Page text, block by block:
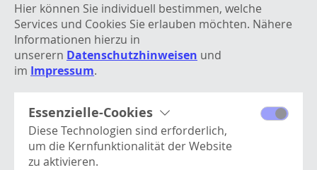
E-Mail: sandra.jansen@volvo.com
Nachweis: Volvo Construction Equipment Germany
GmbH. 85737 Ismaning. (Veröffentlichung
kostenfrei – Beleg erbeten)
Hier können Sie individuell bestimmen, welche
Services und Cookies Sie erlauben möchten. Nähere
Informationen hierzu in
unserern Datenschutzhinweisen und
im Impressum.
Essenzielle-Cookies
Diese Technologien sind erforderlich,
um die Kernfunktionalität der Website
zu aktivieren.